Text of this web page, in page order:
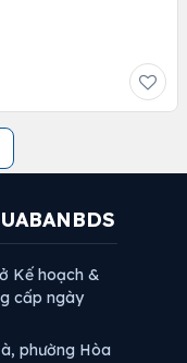
Kế hoạch &
cấp ngày
phường Hòa